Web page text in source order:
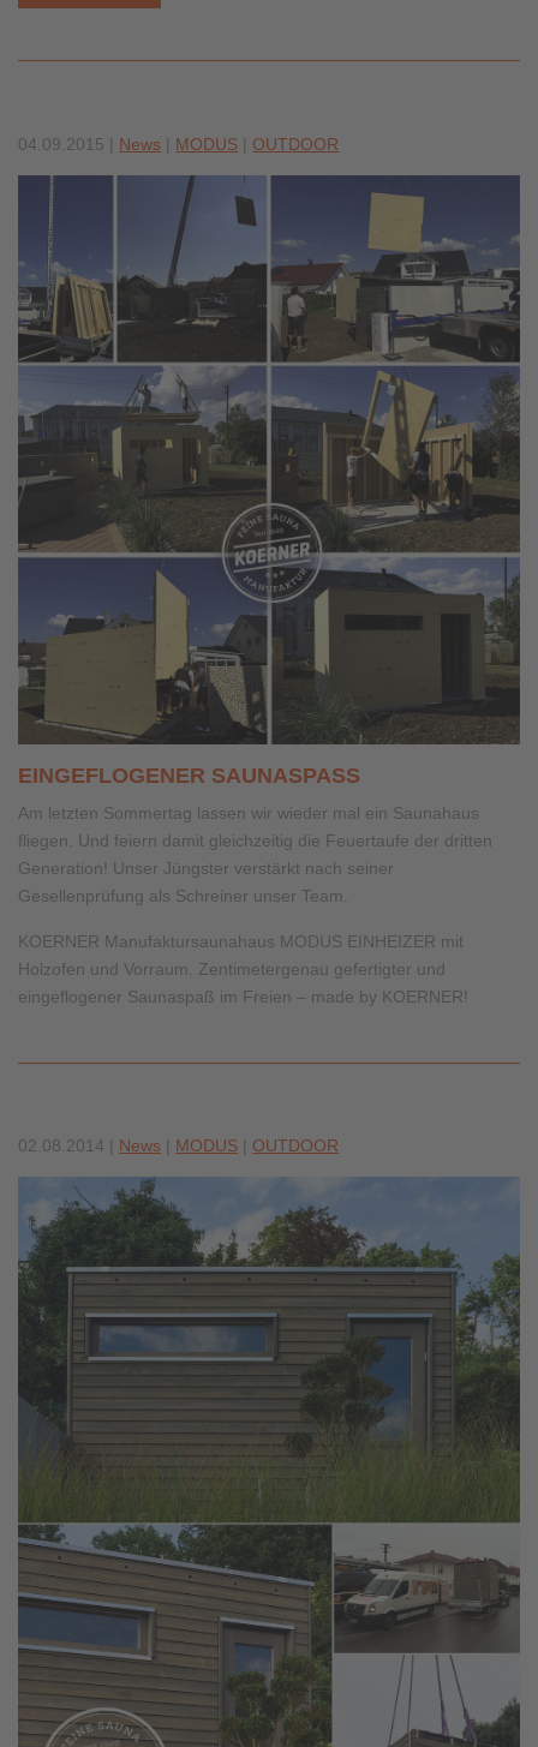
04.09.2015 | News | MODUS | OUTDOOR
EINGEFLOGENER SAUNASPASS
Am letzten Sommertag lassen wir wieder mal ein Saunahaus
fliegen. Und feiern damit gleichzeitig die Feuertaufe der dritten
Generation! Unser Jüngster verstärkt nach seiner
Gesellenprüfung als Schreiner unser Team.
KOERNER Manufaktursaunahaus MODUS EINHEIZER mit
Holzofen und Vorraum. Zentimetergenau gefertigter und
eingeflogener Saunaspaß im Freien – made by KOERNER!
02.08.2014 | News | MODUS | OUTDOOR